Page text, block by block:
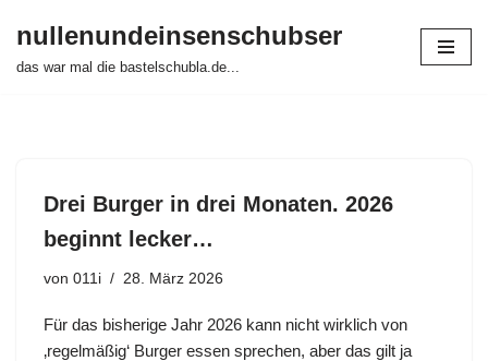
Zum
nullenundeinsenschubser
das war mal die bastelschubla.de...
Drei Burger in drei Monaten. 2026
beginnt lecker…
von 011i 28. März 2026
Für das bisherige Jahr 2026 kann nicht wirklich von
‚regelmäßig‘ Burger essen sprechen, aber das gilt ja